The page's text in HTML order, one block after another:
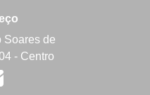
Soares de
- Centro